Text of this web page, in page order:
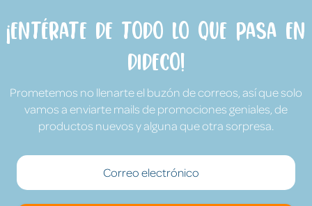
¡Entérate de todo lo que pasa en
Dideco!
Prometemos no llenarte el buzón de correos, así que solo
vamos a enviarte mails de promociones geniales, de
productos nuevos y alguna que otra sorpresa.